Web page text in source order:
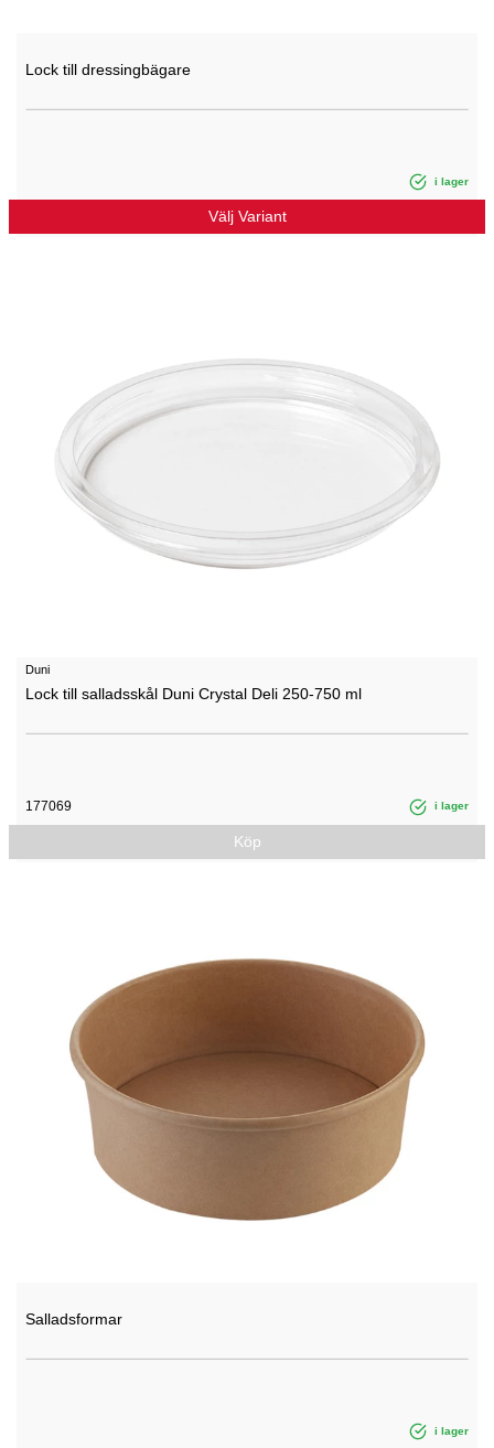
Lock till dressingbägare
i lager
Välj Variant
Duni
Lock till salladsskål Duni Crystal Deli 250-750 ml
177069 i lager
Köp
Salladsformar
i lager